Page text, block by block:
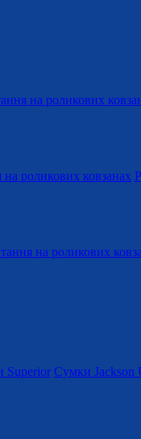
на роликових
роликових ковзанах
на роликових
Superior Сумки Jackson